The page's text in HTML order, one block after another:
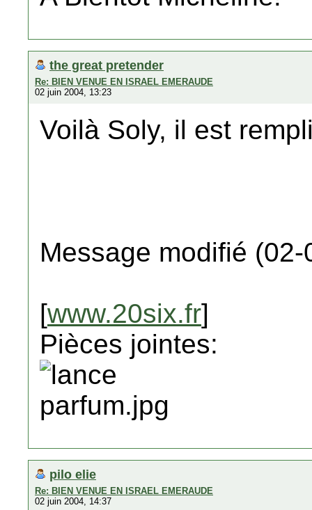
the great pretender
Re: BIEN VENUE EN ISRAEL EMERAUDE
02 juin 2004, 13:23
Voilà Soly, il est
Message modifié
[www.20six.fr]
Pièces jointes:
pilo elie
Re: BIEN VENUE EN ISRAEL EMERAUDE
02 juin 2004, 14:37